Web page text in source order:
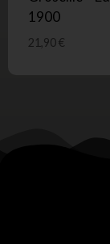
1900
21,90€